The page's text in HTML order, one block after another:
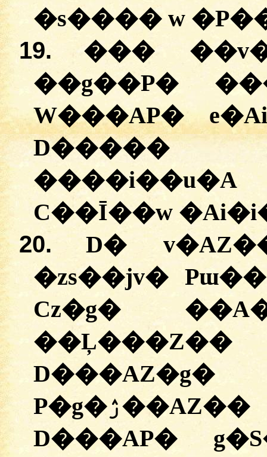
�s���� w
19.
���
��g��P�
W���AP�
D�����
����i��u�A
C��Ī��w
20.
D�
�zs��jv�
Cz�g�
P�g�ۯ��AZ�� ��v�Aw�A v�At�A
D���AP�